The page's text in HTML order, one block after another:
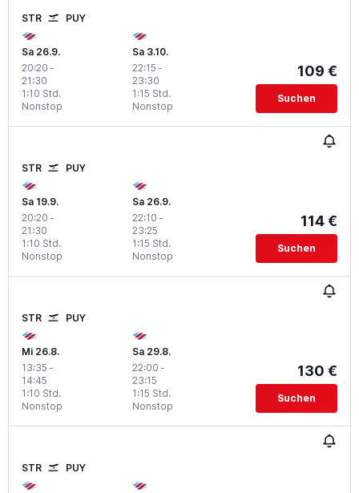
STR PUY
Sa 26.9.
20:20 -
21:30
Nonstop
1:10 Std.
Sa 3.10.
22:15 -
23:30
Nonstop
1:15 Std.
109 €
Suchen
STR PUY
Sa 19.9.
20:20 -
21:30
Nonstop
1:10 Std.
Sa 26.9.
22:10 -
23:25
Nonstop
1:15 Std.
114 €
Suchen
STR PUY
Mi 26.8.
13:35 -
14:45
Nonstop
1:10 Std.
Sa 29.8.
22:00 -
23:15
Nonstop
1:15 Std.
130 €
Suchen
STR PUY